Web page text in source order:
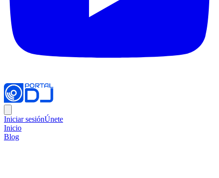
Iniciar sesiónÚnete
Inicio
Blog